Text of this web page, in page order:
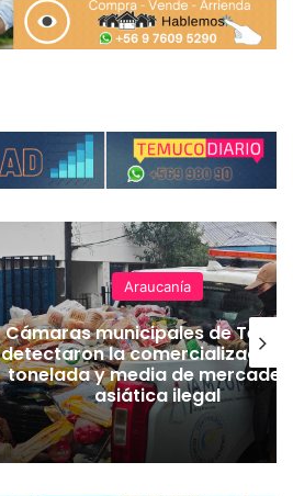
Araucanía
Cámaras municipales de
detectaron la comercialización
tonelada y media de
asiática ilegal